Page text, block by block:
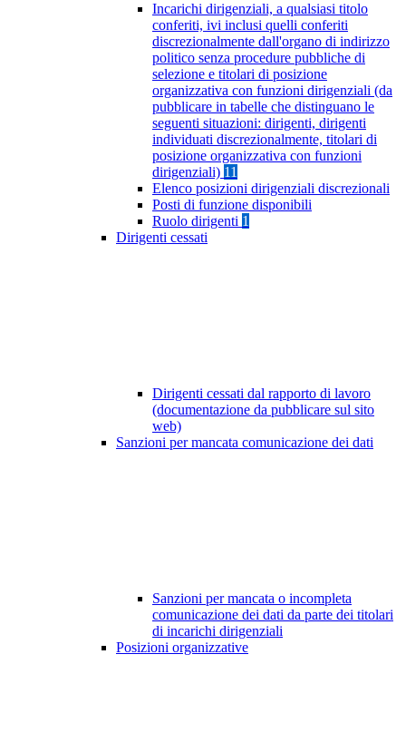
Incarichi dirigenziali, a qualsiasi titolo
conferiti, ivi inclusi quelli conferiti
discrezionalmente dall'organo di indirizzo
politico senza procedure pubbliche di
selezione e titolari di posizione
organizzativa con funzioni dirigenziali (da
pubblicare in tabelle che distinguano le
seguenti situazioni: dirigenti, dirigenti
individuati discrezionalmente, titolari di
posizione organizzativa con funzioni
dirigenziali) 11
Elenco posizioni dirigenziali discrezionali
Posti di funzione disponibili
Ruolo dirigenti 1
Dirigenti cessati
Dirigenti cessati dal rapporto di lavoro
(documentazione da pubblicare sul sito
web)
Sanzioni per mancata comunicazione dei dati
Sanzioni per mancata o incompleta
comunicazione dei dati da parte dei titolari
di incarichi dirigenziali
Posizioni organizzative